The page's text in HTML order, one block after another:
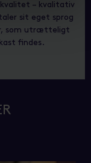
– kvalitativ
sit eget sprog
som utrætteligt
findes.